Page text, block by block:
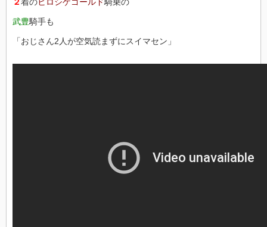
武豊騎手も
「おじさん2人が空気読まずにスイマセン」